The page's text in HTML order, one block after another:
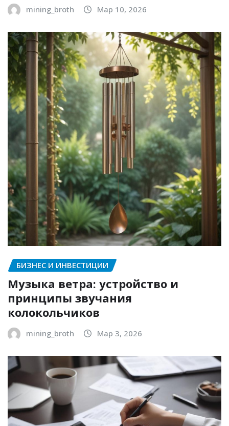
mining_broth Мар 10, 2026
БИЗНЕС И ИНВЕСТИЦИИ
Музыка ветра: устройство и
принципы звучания
колокольчиков
mining_broth Мар 3, 2026